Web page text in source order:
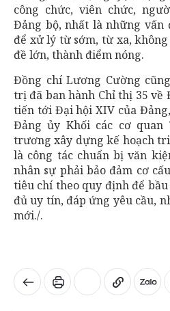
công chức, viên chức,
Đảng bộ, nhất là những vấn
để xử lý từ sớm, từ xa,
đề lớn, thành điểm nóng.
Đồng chí Lương Cường
trị đã ban hành Chỉ thị 35 về
tiến tới Đại hội XIV của
Đảng ủy Khối các cơ
trương xây dựng kế hoạch
là công tác chuẩn bị văn
nhân sự phải bảo đảm cơ
tiêu chí theo quy định để
đủ uy tín, đáp ứng yêu cầu,
mới./.